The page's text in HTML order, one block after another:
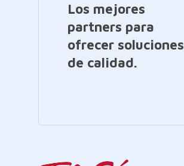
Los mejores
partners para
ofrecer soluciones
de calidad.